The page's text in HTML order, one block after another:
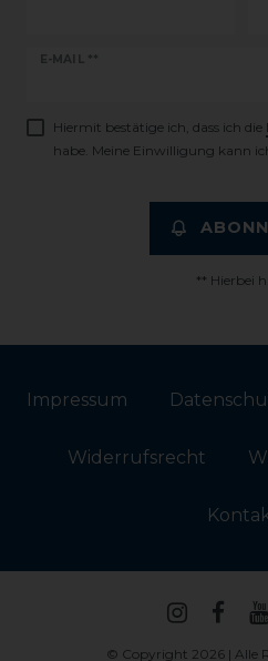
E-MAIL **
Newsletter
Hiermit bestätige ich, dass ich die
habe. Meine Einwilligung kann
** Hierbei
Impressum
Widerrufs­recht
© Copyright 2026 | Alle